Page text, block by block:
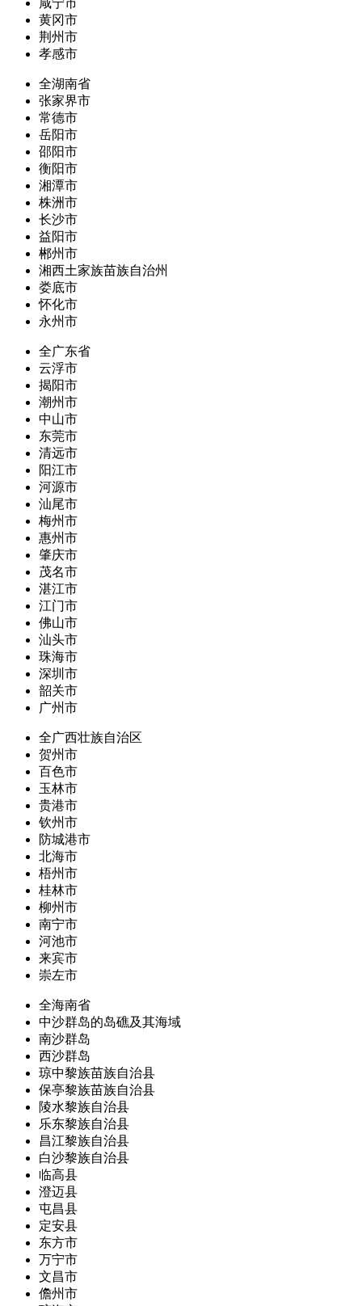
咸宁市
黄冈市
荆州市
孝感市
全湖南省
张家界市
常德市
岳阳市
邵阳市
衡阳市
湘潭市
株洲市
长沙市
益阳市
郴州市
湘西土家族苗族自治州
娄底市
怀化市
永州市
全广东省
云浮市
揭阳市
潮州市
中山市
东莞市
清远市
阳江市
河源市
汕尾市
梅州市
惠州市
肇庆市
茂名市
湛江市
江门市
佛山市
汕头市
珠海市
深圳市
韶关市
广州市
全广西壮族自治区
贺州市
百色市
玉林市
贵港市
钦州市
防城港市
北海市
梧州市
桂林市
柳州市
南宁市
河池市
来宾市
崇左市
全海南省
中沙群岛的岛礁及其海域
南沙群岛
西沙群岛
琼中黎族苗族自治县
保亭黎族苗族自治县
陵水黎族自治县
乐东黎族自治县
昌江黎族自治县
白沙黎族自治县
临高县
澄迈县
屯昌县
定安县
东方市
万宁市
文昌市
儋州市